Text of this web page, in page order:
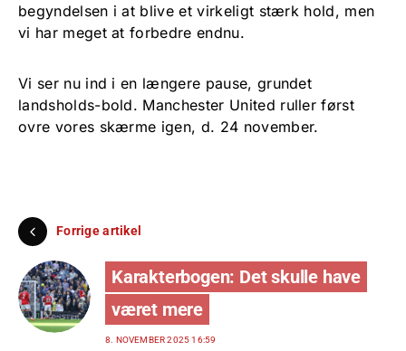
begyndelsen i at blive et virkeligt stærk hold, men
vi har meget at forbedre endnu.
Vi ser nu ind i en længere pause, grundet
landsholds-bold. Manchester United ruller først
ovre vores skærme igen, d. 24 november.
Forrige artikel
Karakterbogen: Det skulle have
været mere
8. NOVEMBER 2025 16:59